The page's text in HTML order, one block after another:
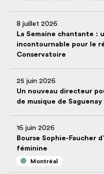
8 juillet 2026
La Semaine chantante :
incontournable pour le
Conservatoire
25 juin 2026
Un nouveau directeur
de musique de Saguenay
16 juin 2026
Bourse Sophie-Faucher
féminine
Montréal